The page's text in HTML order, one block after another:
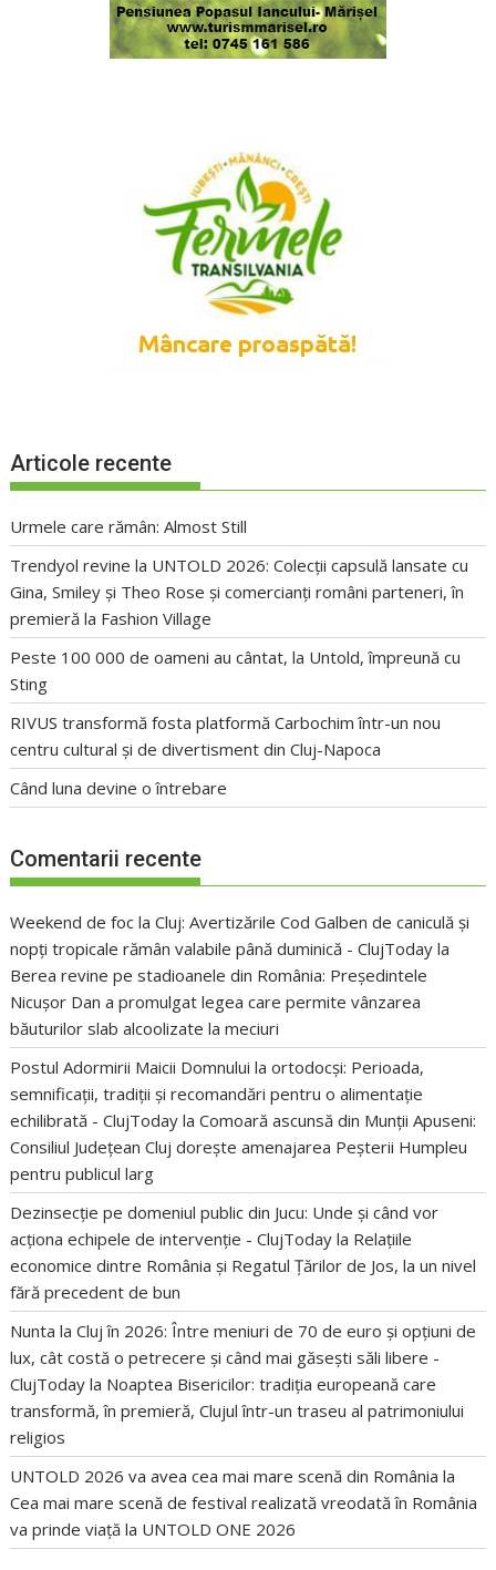
Articole recente
Urmele care rămân: Almost Still
Trendyol revine la UNTOLD 2026: Colecții capsulă lansate cu
Gina, Smiley și Theo Rose și comercianți români parteneri, în
premieră la Fashion Village
Peste 100 000 de oameni au cântat, la Untold, împreună cu
Sting
RIVUS transformă fosta platformă Carbochim într-un nou
centru cultural și de divertisment din Cluj-Napoca
Când luna devine o întrebare
Comentarii recente
Weekend de foc la Cluj: Avertizările Cod Galben de caniculă și
nopți tropicale rămân valabile până duminică - ClujToday la
Berea revine pe stadioanele din România: Președintele
Nicușor Dan a promulgat legea care permite vânzarea
băuturilor slab alcoolizate la meciuri
Postul Adormirii Maicii Domnului la ortodocși: Perioada,
semnificații, tradiții și recomandări pentru o alimentație
echilibrată - ClujToday laComoară ascunsă din Munții Apuseni:
Consiliul Județean Cluj dorește amenajarea Peșterii Humpleu
pentru publicul larg
Dezinsecție pe domeniul public din Jucu: Unde și când vor
acționa echipele de intervenție - ClujToday la Relațiile
economice dintre România și Regatul Țărilor de Jos, la un nivel
fără precedent de bun
Nunta la Cluj în 2026: Între meniuri de 70 de euro și opțiuni de
lux, cât costă o petrecere și când mai găsești săli libere -
ClujToday la Noaptea Bisericilor: tradiția europeană care
transformă, în premieră, Clujul într-un traseu al patrimoniului
religios
UNTOLD 2026 va avea cea mai mare scenă din România la
Cea mai mare scenă de festival realizată vreodată în România
va prinde viață la UNTOLD ONE 2026